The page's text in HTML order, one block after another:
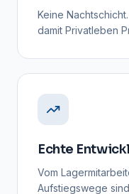
Keine
damit Privatleben
Echte
Vom
Aufstiegswege